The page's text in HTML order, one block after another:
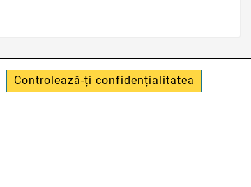
Controlează-ți confidențialitatea